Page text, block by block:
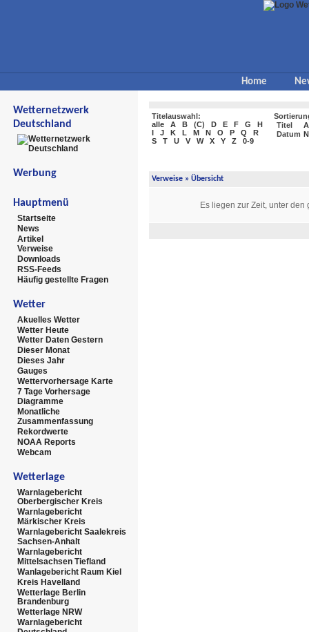
Home
Wetternetzwerk
Deutschland
Werbung
Hauptmenü
Startseite
News
Artikel
Verweise
Downloads
RSS-Feeds
Häufig gestellte Fragen
Wetter
Akuelles Wetter
Wetter Heute
Wetter Daten Gestern
Dieser Monat
Dieses Jahr
Gauges
Wettervorhersage Karte
7 Tage Vorhersage
Diagramme
Monatliche
Zusammenfassung
Rekordwerte
NOAA Reports
Webcam
Wetterlage
Warnlagebericht
Oberbergischer Kreis
Warnlagebericht
Märkischer Kreis
Warnlagebericht Saalekreis
Sachsen-Anhalt
Warnlagebericht
Mittelsachsen Tiefland
Wanlagebericht Raum Kiel
Kreis Havelland
Wetterlage Berlin
Brandenburg
Wetterlage NRW
Warnlagebericht
Titelauswahl:
alle
A B (C) D E F G
H
I
J K L M N O P Q
R
S
T U V W X Y Z 0-9
Titel
Datum
Verweise » Übersicht
Es liegen zur Zeit, unter